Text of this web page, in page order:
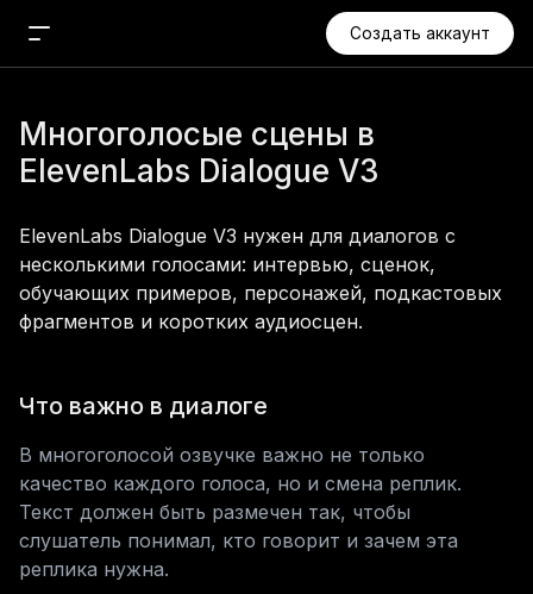
Поиск
Агент
Медиа
Изображения
Музыка
Приложения
Создать аккаунт
Многоголосые сцены в
ElevenLabs Dialogue V3
ElevenLabs Dialogue V3 нужен для диалогов с
несколькими голосами: интервью, сценок,
обучающих примеров, персонажей, подкастовых
фрагментов и коротких аудиосцен.
Что важно в диалоге
В многоголосой озвучке важно не только
качество каждого голоса, но и смена реплик.
Текст должен быть размечен так, чтобы
слушатель понимал, кто говорит и зачем эта
реплика нужна.